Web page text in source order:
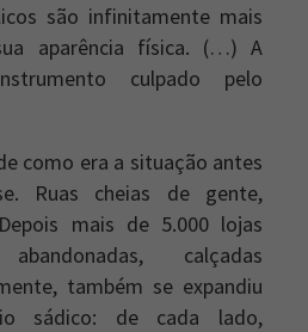
são infinitamente mais
aparência física. (…) A
culpado pelo
como era a situação antes
Ruas cheias de gente,
mais de 5.000 lojas
calçadas
também se expandiu
sádico: de cada lado,